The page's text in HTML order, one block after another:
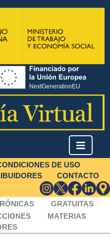
DE USO
CONTACTO
GRATUITAS
MATERIAS